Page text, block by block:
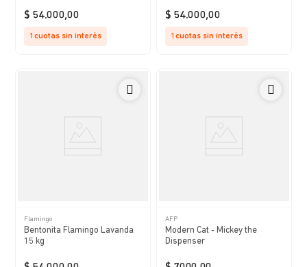
$ 54.000,00
1 cuotas sin interés
$ 54.000,00
1 cuotas sin interés
Flamingo
Bentonita Flamingo Lavanda
15 kg
AFP
Modern Cat - Mickey the
Dispenser